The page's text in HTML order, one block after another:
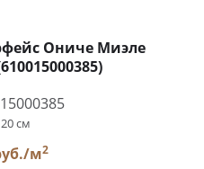
Ониче Миэле
см
м2